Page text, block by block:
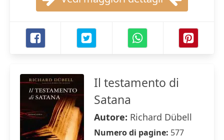
Il testamento di
Satana
Autore: Richard Dübell
Numero di pagine: 577